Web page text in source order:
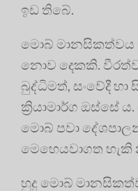
ඉඩ තිබේ.
මොබ් මානසිකත්වය
නොව දෙකකි.
බුද්ධිමත්, සංවේදී
ක්‍රියාමාර්ග ඔස්සේ
මොබ් පවා
මෙහෙයවාගත
හුදු මොබ්